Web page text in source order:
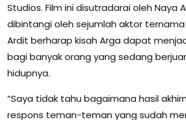
Studios. Film ini disutradarai oleh Naya
dibintangi oleh sejumlah aktor ternama
Ardit berharap kisah Arga dapat
bagi banyak orang yang sedang
hidupnya.
“Saya tidak tahu bagaimana hasil
respons teman-teman yang sudah